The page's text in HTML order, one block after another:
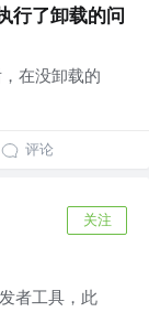
行了卸载的问
在没卸载的
评论
关注
者工具，此